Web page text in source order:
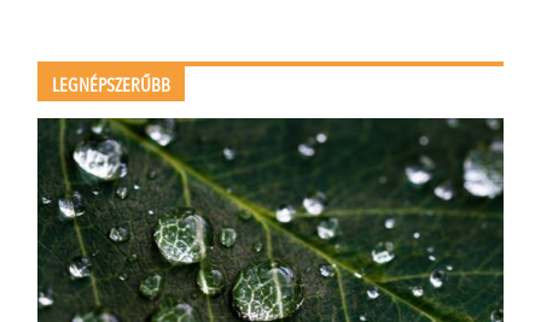
LEGNÉPSZERŰBB